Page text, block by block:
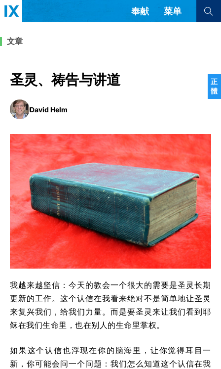
正
體
奉献 菜单
教会带领 解经式讲道与神学
福音传讲与宣教 成员制与教会纪律
团契生活与祷告
查看全部
查看全部
简体中文 正體中文
英语
西班牙语
葡萄牙语
俄语
乌兹别克语
达里语
波斯语
法语
罗马尼亚语
波兰语
越南语
意大利语
德语
韩语
土耳其语
阿拉伯语
阿尔巴尼亚语
塞尔维亚语 柬埔寨语
文章
圣灵、祷告与讲道
David Helm
我越来越坚信：今天的教会一个很大的需要是圣灵长期
更新的工作。这个认信在我看来绝对不是简单地让圣灵
来复兴我们，给我们力量。而是要圣灵来让我们看到耶
稣在我们生命里，也在别人的生命里掌权。
如果这个认信也浮现在你的脑海里，让你觉得耳目一
新，你可能会问一个问题：我们怎么知道这个认信在我